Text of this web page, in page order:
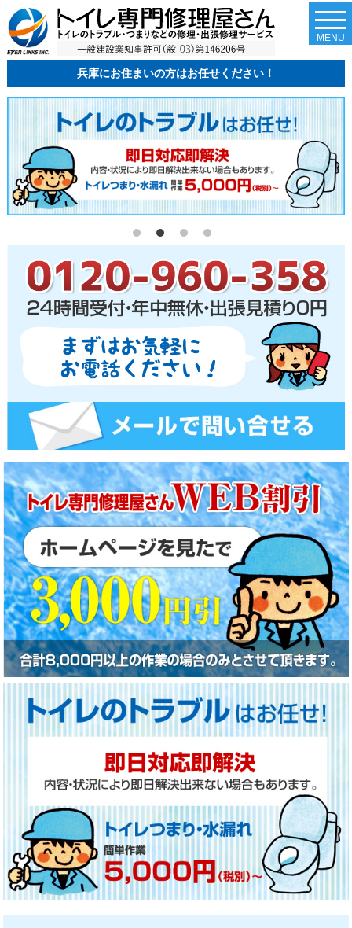
兵庫にお住まいの方はお任せください！
MENU